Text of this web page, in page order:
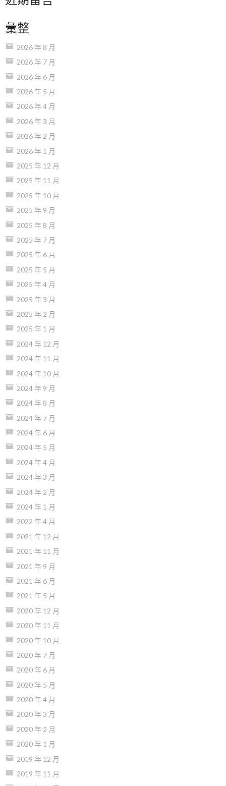
彙整
2026 年 8 月
2026 年 7 月
2026 年 6 月
2026 年 5 月
2026 年 4 月
2026 年 3 月
2026 年 2 月
2026 年 1 月
2025 年 12 月
2025 年 11 月
2025 年 10 月
2025 年 9 月
2025 年 8 月
2025 年 7 月
2025 年 6 月
2025 年 5 月
2025 年 4 月
2025 年 3 月
2025 年 2 月
2025 年 1 月
2024 年 12 月
2024 年 11 月
2024 年 10 月
2024 年 9 月
2024 年 8 月
2024 年 7 月
2024 年 6 月
2024 年 5 月
2024 年 4 月
2024 年 3 月
2024 年 2 月
2024 年 1 月
2022 年 4 月
2021 年 12 月
2021 年 11 月
2021 年 9 月
2021 年 6 月
2021 年 5 月
2020 年 12 月
2020 年 11 月
2020 年 10 月
2020 年 7 月
2020 年 6 月
2020 年 5 月
2020 年 4 月
2020 年 3 月
2020 年 2 月
2020 年 1 月
2019 年 12 月
2019 年 11 月